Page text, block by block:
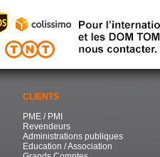
CLIENTS
PME / PMI
Revendeurs
Administrations publiques
Education / Association